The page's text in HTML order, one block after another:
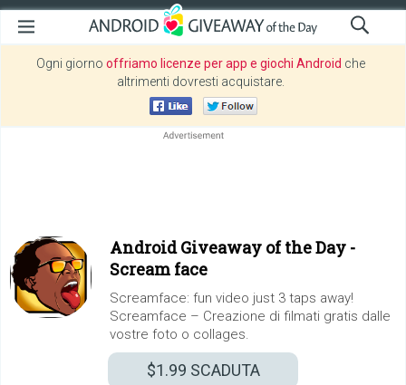
Ogni giorno offriamo licenze per app e giochi Android che
altrimenti dovresti acquistare.
Android Giveaway of the Day -
Scream face
Screamface: fun video just 3 taps away!
Screamface – Creazione di filmati gratis dalle
vostre foto o collages.
$1.99 SCADUTA